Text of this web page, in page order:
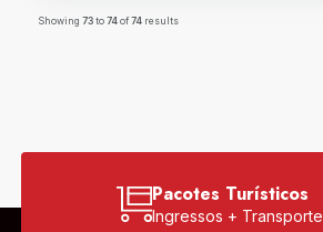
Showing 73 to 74 of 74 results
Pacotes Turísticos
Ingressos + Transporte